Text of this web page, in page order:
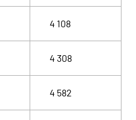
4 108
4 308
4 582